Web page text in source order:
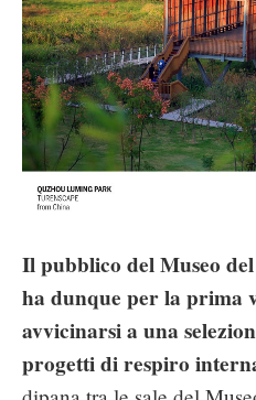
Il pubblico del Museo
ha dunque per la prima
avvicinarsi a una
progetti di respiro